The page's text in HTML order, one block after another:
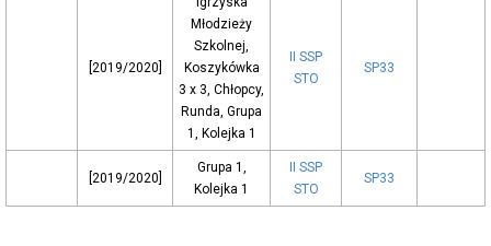
[2019/2020]
Młodzieży
Szkolnej,
Koszykówka
3 x 3, Chłopcy,
Runda, Grupa
1, Kolejka 1
II SSP
STO
SP33
[2019/2020]
Grupa 1,
Kolejka 1
II SSP
STO
SP33